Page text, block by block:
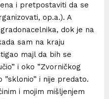
i pretpostaviti da se
op.a.). A
dok je na
sam na kraju
majl da bih se
i oko ”Zvorničkog
”sklonio” i nije predato.
i mojim mišljenjem